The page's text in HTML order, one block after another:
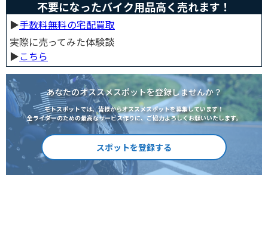
不要になったバイク用品高く売れます！
▶︎手数料無料の宅配買取
実際に売ってみた体験談
▶︎こちら
あなたのオススメスポットを登録しませんか？
モトスポットでは、皆様からオススメスポットを募集しています！
全ライダーのための最高なサービス作りに、ご協力よろしくお願いいたします。
スポットを登録する